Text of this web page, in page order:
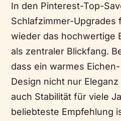
In den Pinterest-Top-
Schlafzimmer-Upgrades
wieder das hochwertige
als zentraler Blickfang.
dass ein warmes
Design nicht nur
auch Stabilität für viele
beliebteste Empfehlung